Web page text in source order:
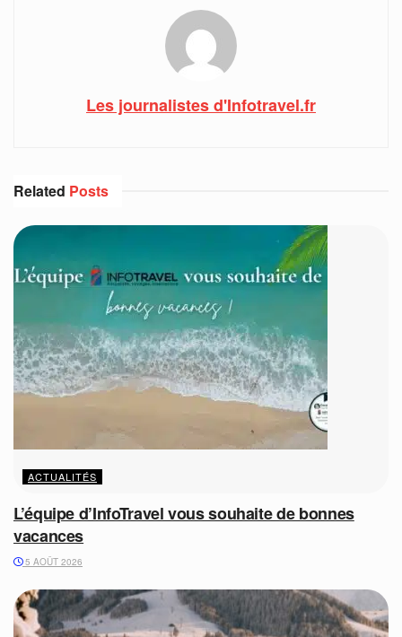
Les journalistes d'Infotravel.fr
Related Posts
ACTUALITÉS
L’équipe d’InfoTravel vous souhaite de bonnes
vacances
5 AOÛT 2026